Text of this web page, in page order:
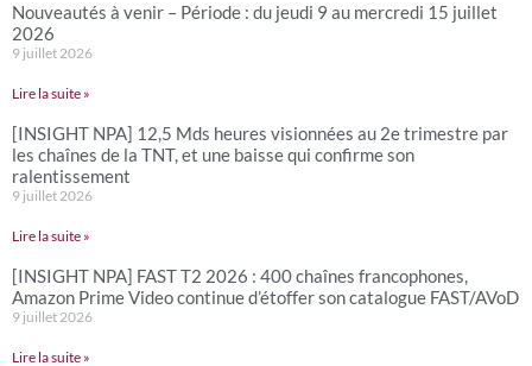
Nouveautés à venir – Période : du jeudi 9 au mercredi 15 juillet
2026
9 juillet 2026
Lire la suite »
[INSIGHT NPA] 12,5 Mds heures visionnées au 2e trimestre par
les chaînes de la TNT, et une baisse qui confirme son
ralentissement
9 juillet 2026
Lire la suite »
[INSIGHT NPA] FAST T2 2026 : 400 chaînes francophones,
Amazon Prime Video continue d’étoffer son catalogue FAST/AVoD
9 juillet 2026
Lire la suite »